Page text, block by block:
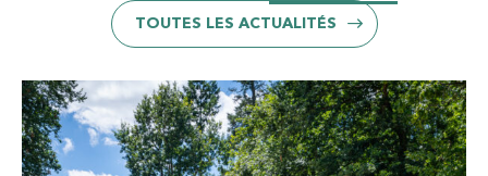
TOUTES LES ACTUALITÉS